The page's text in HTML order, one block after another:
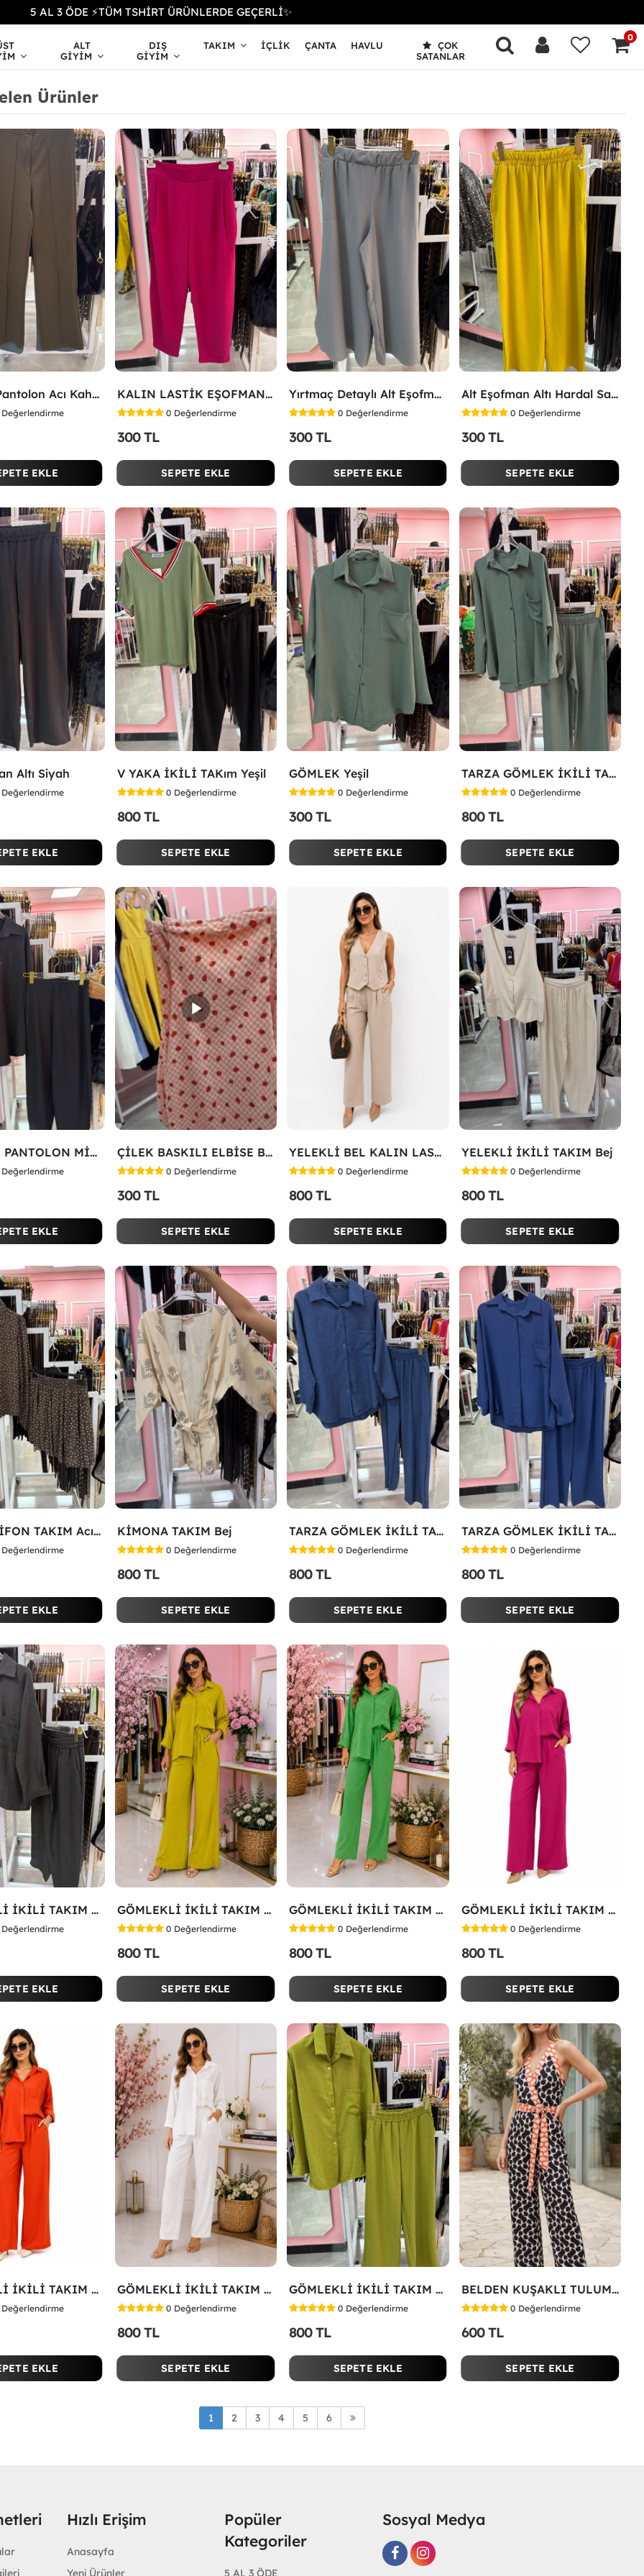
5 AL 3 ÖDE ⚡TÜM TSHİRT ÜRÜNLERDE GEÇERLİ✨
ALT
GIYIM
DIŞ
GIYIM
TAKIM İÇLIK ÇANTA HAVLU
ÇOK
SATANLAR
0
Ürünler
Düğmeli Pantolon Acı Kahve
Değerlendirme
EKLE
KALIN LASTİK EŞOFMAN ALTI Fuşya
0 Değerlendirme
300 TL
SEPETE EKLE
Yırtmaç Detaylı Alt Eşofman Altı Gri
0 Değerlendirme
300 TL
SEPETE EKLE
Alt Eşofman Altı Hardal Sarısı
0 Değerlendirme
300 TL
SEPETE EKLE
Altı Siyah
Değerlendirme
EKLE
V YAKA İKİLİ TAKım Yeşil
0 Değerlendirme
800 TL
SEPETE EKLE
GÖMLEK Yeşil
0 Değerlendirme
300 TL
SEPETE EKLE
TARZA GÖMLEK İKİLİ TAKIM KOT KUMAŞ Yeşil
0 Değerlendirme
800 TL
SEPETE EKLE
HAVUÇLU PANTOLON MİYASE TAKIM Siyah
Değerlendirme
EKLE
ÇİLEK BASKILI ELBİSE Bej
0 Değerlendirme
300 TL
SEPETE EKLE
YELEKLİ BEL KALIN LASTİK İKİLİ TAKIM Bej
0 Değerlendirme
800 TL
SEPETE EKLE
YELEKLİ İKİLİ TAKIM Bej
0 Değerlendirme
800 TL
SEPETE EKLE
ETEKLİ ŞİFON TAKIM Acı Kahve
Değerlendirme
EKLE
KİMONA TAKIM Bej
0 Değerlendirme
800 TL
SEPETE EKLE
TARZA GÖMLEK İKİLİ TAKIM KOT KUMAŞ Mavi
0 Değerlendirme
800 TL
SEPETE EKLE
TARZA GÖMLEK İKİLİ TAKIM Lacivert
0 Değerlendirme
800 TL
SEPETE EKLE
GÖMLEKLİ İKİLİ TAKIM Siyah
Değerlendirme
EKLE
GÖMLEKLİ İKİLİ TAKIM Yağ Yeşili
0 Değerlendirme
800 TL
SEPETE EKLE
GÖMLEKLİ İKİLİ TAKIM Koyu Yeşil
0 Değerlendirme
800 TL
SEPETE EKLE
GÖMLEKLİ İKİLİ TAKIM Fuşya
0 Değerlendirme
800 TL
SEPETE EKLE
GÖMLEKLİ İKİLİ TAKIM Kırmızı
Değerlendirme
EKLE
GÖMLEKLİ İKİLİ TAKIM Beyaz
0 Değerlendirme
800 TL
SEPETE EKLE
GÖMLEKLİ İKİLİ TAKIM Yeşil
0 Değerlendirme
800 TL
SEPETE EKLE
BELDEN KUŞAKLI TULUM Siyah
0 Değerlendirme
600 TL
SEPETE EKLE
1 2 3 4 5 6
Hızlı Erişim
Anasayfa
Yeni Ürünler
Popüler
Kategoriler
5 AL 3 ÖDE
Sosyal Medya